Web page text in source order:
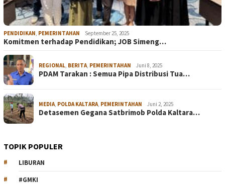
PENDIDIKAN PEMERINTAHAN September 25, 2025
Komitmen terhadap Pendidikan; JOB Simeng…
REGIONAL BERITA PEMERINTAHAN Juni 8, 2025
PDAM Tarakan : Semua Pipa Distribusi Tua…
MEDIA POLDA KALTARA PEMERINTAHAN Juni 2, 2025
Detasemen Gegana Satbrimob Polda Kaltara…
TOPIK POPULER
LIBURAN
#GMKI